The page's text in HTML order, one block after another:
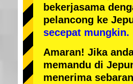
bekerjasama
pelancong ke
secepat mungkin.
Amaran! Jika
memandu di
menerima